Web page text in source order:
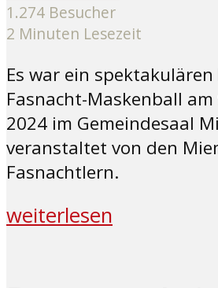
1.274 Besucher
2 Minuten Lesezeit
Es war ein
Fasnacht-Maskenball
2024 im Gemeindesaal
veranstaltet von den
Fasnachtlern.
weiterlesen